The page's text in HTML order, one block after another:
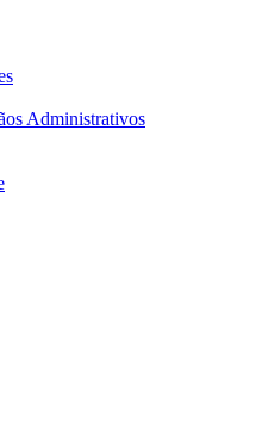
Administrativos